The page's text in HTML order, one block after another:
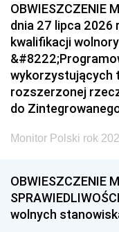
OBWIESZCZENIE
dnia 27 lipca 2026
kwalifikacji
wykorzystujących
rozszerzonej
do
Monitor Polski rok
OBWIESZCZENIE
wolnych